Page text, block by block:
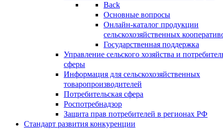
Back
Основные вопросы
Онлайн-каталог продукции
сельскохозяйственных
Государственная поддержка
Управление сельского хозяйства и
сферы
Информация для сельскохозяйственных
товаропроизводителей
Потребительская сфера
Роспотребнадзор
Защита прав потребителей в регионах РФ
Стандарт развития конкуренции